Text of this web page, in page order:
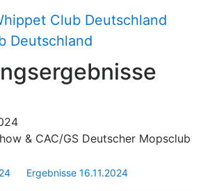
Deutschland
& CAC/GS Deutscher Mopsclub
Ergebnisse 16.11.2024